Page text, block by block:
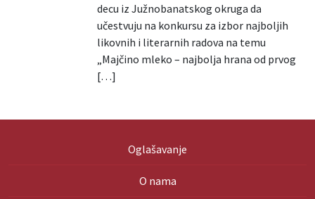
decu iz Južnobanatskog okruga da
učestvuju na konkursu za izbor najboljih
likovnih i literarnih radova na temu
„Majčino mleko – najbolja hrana od prvog
[…]
Oglašavanje
O nama